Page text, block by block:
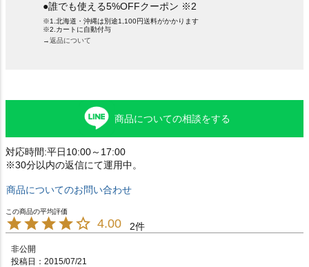
●誰でも使える5%OFFクーポン ※2
※1.北海道・沖縄は別途1,100円送料がかかります
※2.カートに自動付与
→返品について
商品についての相談をする
対応時間:平日10:00～17:00
※30分以内の返信にて運用中。
商品についてのお問い合わせ
4.00 2
非公開
投稿日
2015/07/21